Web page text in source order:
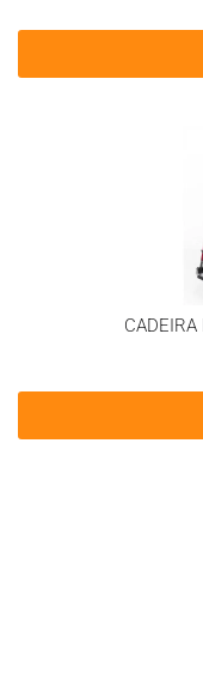
CADEIRA